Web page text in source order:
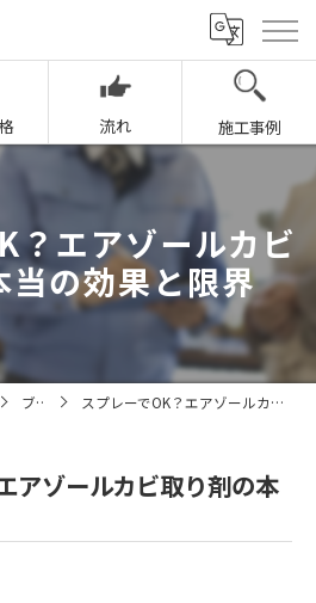
流れ 施工事例
？エアゾールカビ
当の効果と限界
ブログ スプレーでOK？エアゾールカビ取り剤の本当の効果と限界
アゾールカビ取り剤の本